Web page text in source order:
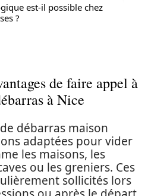
est-il possible chez
?
de faire appel à
à Nice
débarras maison
adaptées pour vider
les maisons, les
ou les greniers. Ces
sollicités lors